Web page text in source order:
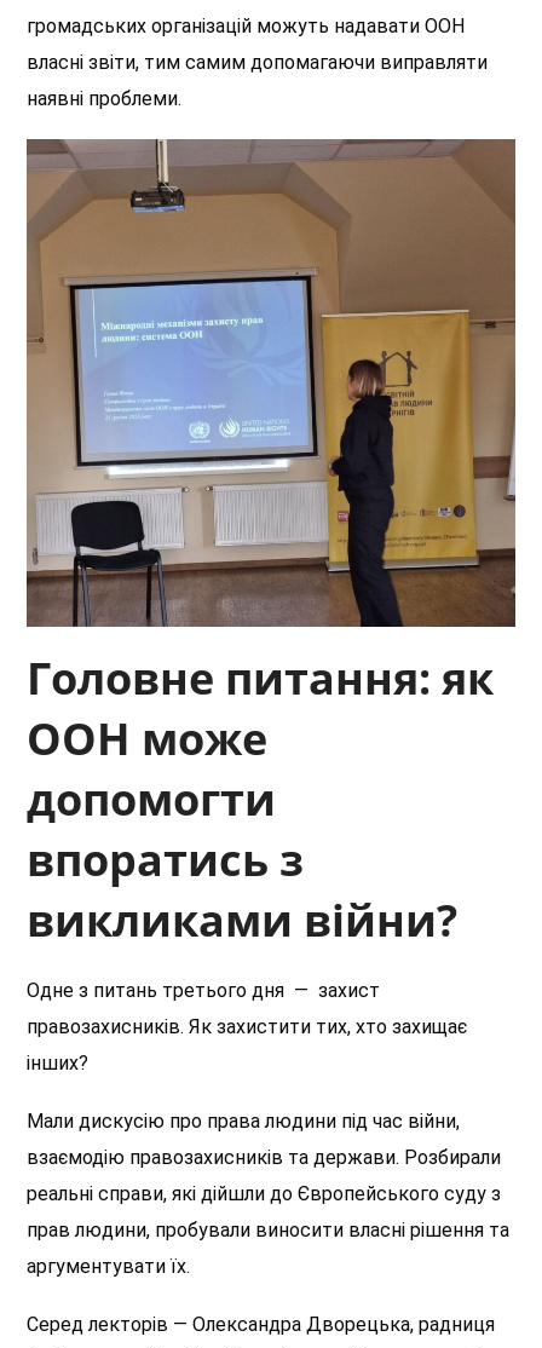
громадських організацій можуть надавати ООН
власні звіти, тим самим допомагаючи виправляти
наявні проблеми.
Головне питання: як
ООН може
допомогти
впоратись з
викликами війни?
Одне з питань третього дня — захист
правозахисників. Як захистити тих, хто захищає
інших?
Мали дискусію про права людини під час війни,
взаємодію правозахисників та держави. Розбирали
реальні справи, які дійшли до Європейського суду з
прав людини, пробували виносити власні рішення та
аргументувати їх.
Серед лекторів — Олександра Дворецька, радниця